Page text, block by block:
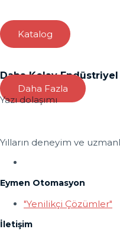
Katalog
Daha Kolay Endüstriyel
Daha Fazla
Yazı dolaşımı
Yılların deneyim ve
Eymen Otomasyon
"Yenilikçi Çözümler"
İletişim